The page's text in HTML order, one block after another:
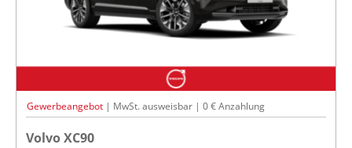
Gewerbeangebot | MwSt. ausweisbar | 0 € Anzahlung
Volvo XC90